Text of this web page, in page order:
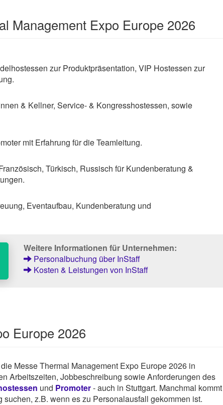
Management Expo Europe 2026
zur Produktpräsentation, VIP Hostessen zur
& Kellner, Service- & Kongresshostessen, sowie
mit Erfahrung für die Teamleitung.
Türkisch, Russisch für Kundenberatung &
Eventaufbau, Kundenberatung und
Weitere Informationen für Unternehmen:
Personalbuchung über InStaff
Kosten & Leistungen von InStaff
Europe 2026
Messe Thermal Management Expo Europe 2026 in
Arbeitszeiten, Jobbeschreibung sowie Anforderungen des
und Promoter- auch in Stuttgart. Manchmal kommt
z.B. wenn es zu Personalausfall gekommen ist.